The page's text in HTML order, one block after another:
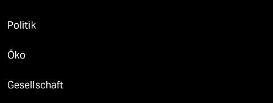
Politik
Öko
Gesellschaft